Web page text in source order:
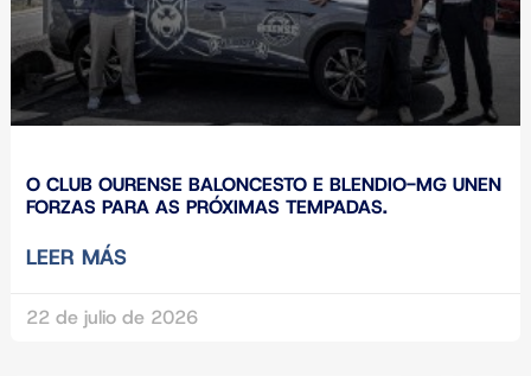
O CLUB OURENSE BALONCESTO E BLENDIO-MG UNEN
FORZAS PARA AS PRÓXIMAS TEMPADAS.
LEER MÁS
22 de julio de 2026